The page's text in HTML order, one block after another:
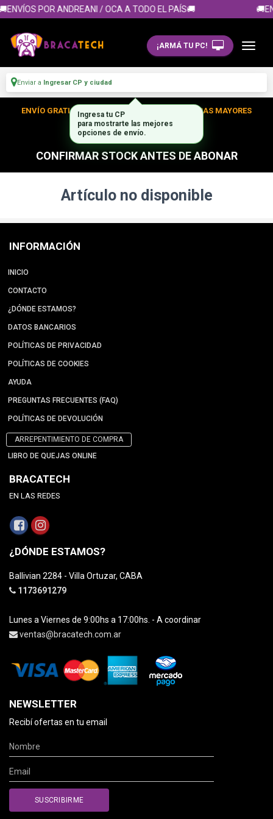
POR ANDREANI / OCA A TODO EL PAÍS🚚
¡ARMÁ TU PC!
Enviar a Ingresar CP y ciudad
ENVÍO GRATIS DENTRO DE CABA EN TUS COMPRAS MAYORES
A $300.000
CONFIRMAR STOCK ANTES DE ABONAR
Artículo no disponible
INFORMACIÓN
INICIO
CONTACTO
¿DÓNDE ESTAMOS?
DATOS BANCARIOS
POLÍTICAS DE PRIVACIDAD
POLÍTICAS DE COOKIES
AYUDA
PREGUNTAS FRECUENTES (FAQ)
POLÍTICAS DE DEVOLUCIÓN
ARREPENTIMIENTO DE COMPRA
LIBRO DE QUEJAS ONLINE
BRACATECH
EN LAS REDES
¿DÓNDE ESTAMOS?
Ballivian 2284 - Villa Ortuzar, CABA
1173691279
Lunes a Viernes de 9:00hs a 17:00hs. - A coordinar
ventas@bracatech.com.ar
NEWSLETTER
Recibí ofertas en tu email
Ingresa tu CP
para mostrarte las mejores
opciones de envío.